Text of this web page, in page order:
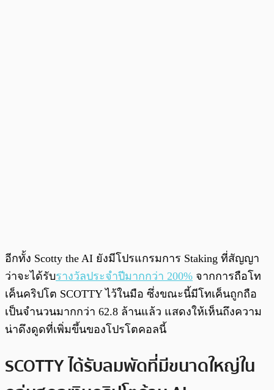
อีกทั้ง Scotty the AI ยังมีโปรแกรมการ Staking ที่สัญญา
ว่าจะได้รับรางวัลประจำปีมากกว่า 200% จากการถือโท
เค็นคริปโต SCOTTY ไว้ในมือ ซึ่งขณะนี้มีโทเค็นถูกถือ
เป็นจำนวนมากกว่า 62.8 ล้านแล้ว แสดงให้เห็นถึงความ
น่าดึงดูดที่เพิ่มขึ้นของโปรโตคอลนี้
SCOTTY ได้รับลมพัดที่มีขนาดใหญ่ใน